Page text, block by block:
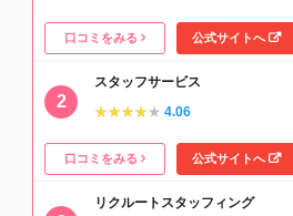
口コミをみる 公式サイトへ
スタッフサービス
★★★★★
★★★★★ 4.06
口コミをみる 公式サイトへ
リクルートスタッフィング